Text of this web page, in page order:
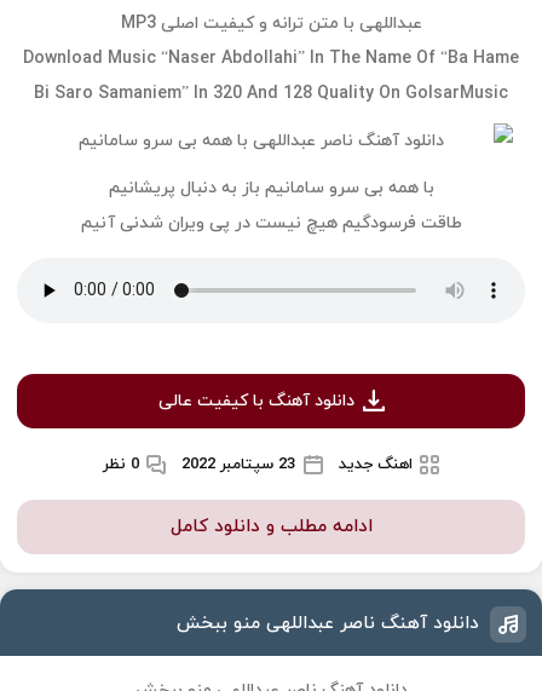
عبداللهی با متن ترانه و کیفیت اصلی MP3
Download Music “Naser Abdollahi” In The Name Of “Ba Hame
Bi Saro Samaniem” In 320 And 128 Quality On GolsarMusic
با همه بی سرو سامانیم باز به دنبال پریشانیم
طاقت فرسودگیم هیچ نیست در پی ویران شدنی آنیم
دانلود آهنگ با کیفیت عالی
اهنگ جدید 23 سپتامبر 2022 0 نظر
ادامه مطلب و دانلود کامل
دانلود آهنگ ناصر عبداللهی منو ببخش